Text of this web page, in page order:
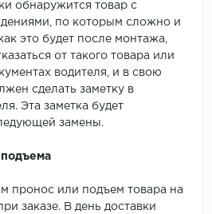
обнаружится товар с
по которым сложно и
это будет после монтажа,
от такого товара или
водителя, и в свою
сделать заметку в
Эта заметка будет
замены.
пронос или подъем товара на
заказе. В день доставки